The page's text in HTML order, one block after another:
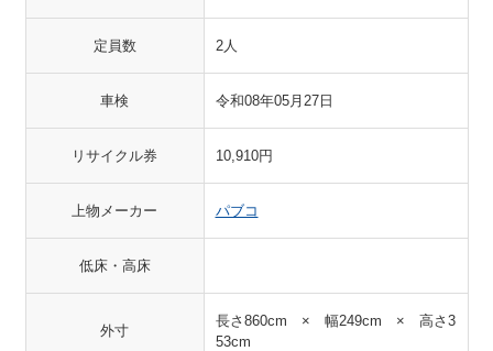
定員数 2人
車検 令和08年05月27日
リサイクル券 10,910円
上物メーカー パブコ
低床・高床
外寸
長さ860cm × 幅249cm × 高さ3
53cm